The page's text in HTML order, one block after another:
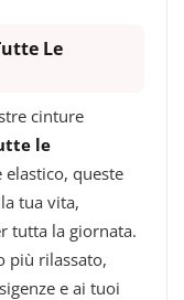
Le
cinture
le
queste
tua vita,
tutta la giornata.
più rilassato,
e ai tuoi